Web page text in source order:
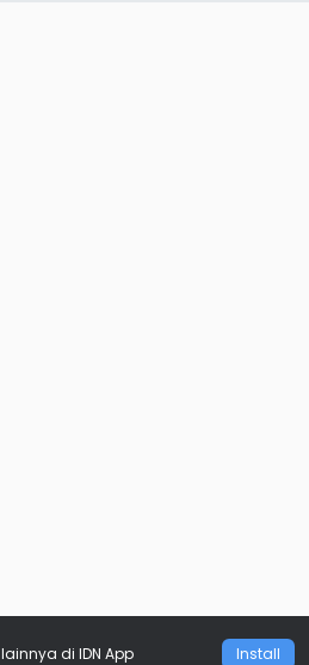
lainnya di IDN App Install